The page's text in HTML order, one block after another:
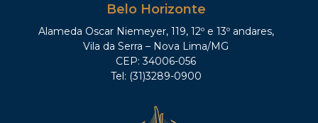
Belo Horizonte
Alameda Oscar Niemeyer, 119, 12º e 13º andares,
Vila da Serra – Nova Lima/MG
CEP: 34006-056
Tel: (31)3289-0900